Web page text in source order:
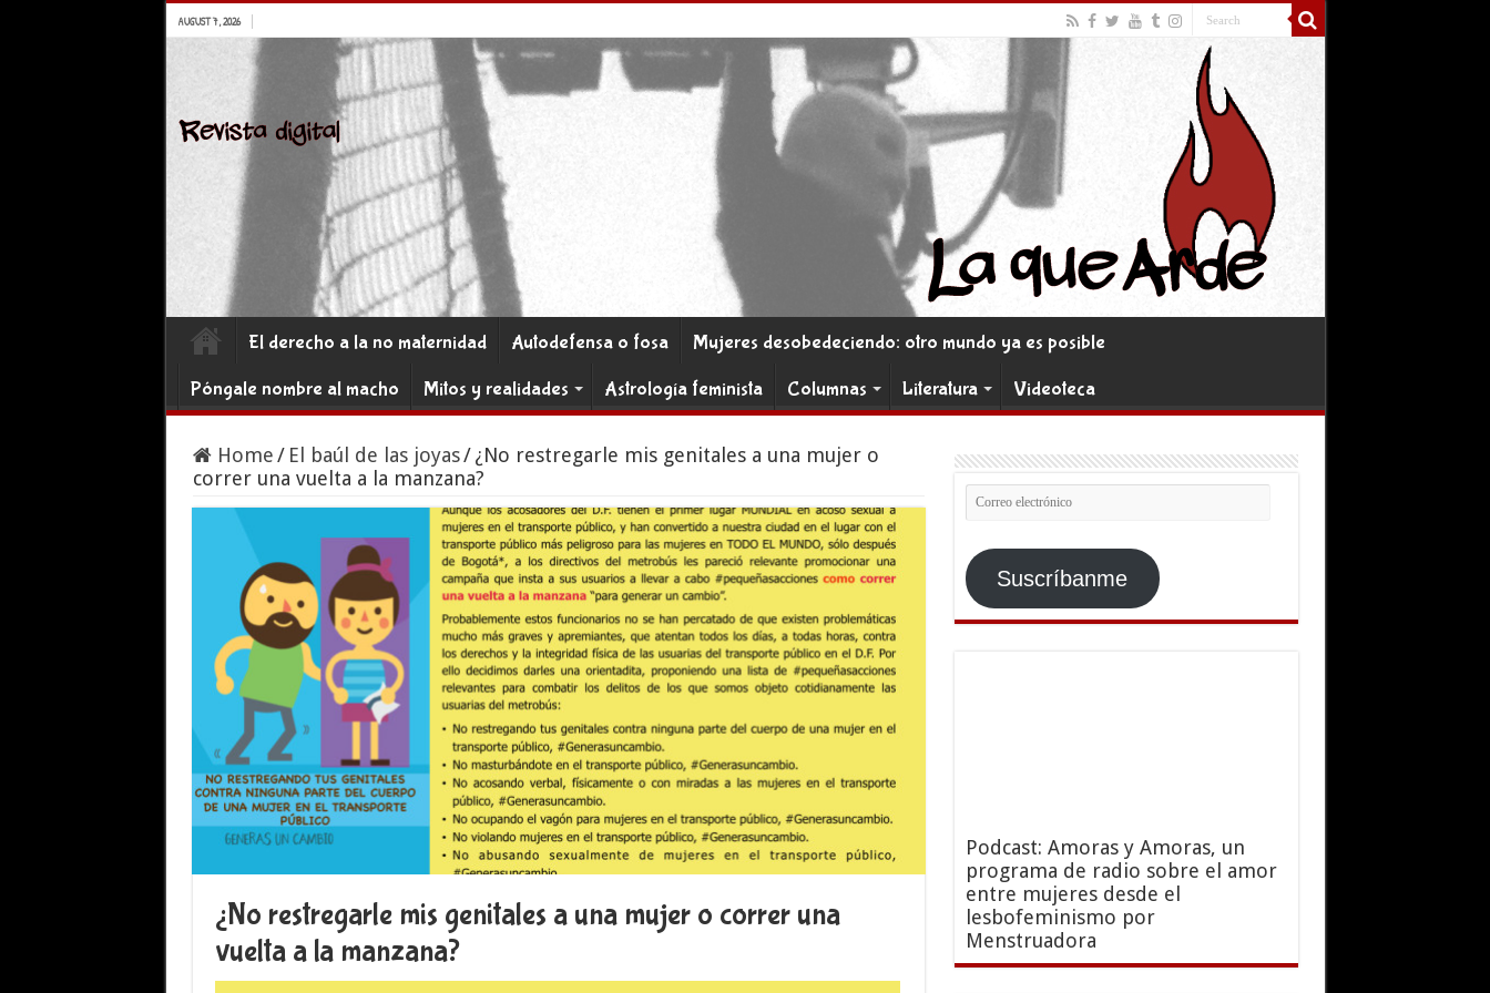
AUGUST 7, 2026
El derecho a la no maternidad Autodefensa o fosa
Mujeres desobedeciendo: otro mundo ya es posible
Póngale nombre al macho
Mitos y realidades Astrología feminista Columnas Literatura Videoteca
Home/ El baúl de las joyas/ ¿No restregarle mis genitales a una mujer o
correr una vuelta a la manzana?
¿No restregarle mis genitales a una mujer o correr una
vuelta a la manzana?
Correo
electrónico
Suscríbanme
Podcast: Amoras y Amoras, un
programa de radio sobre el amor
entre mujeres desde el
lesbofeminismo por
Menstruadora